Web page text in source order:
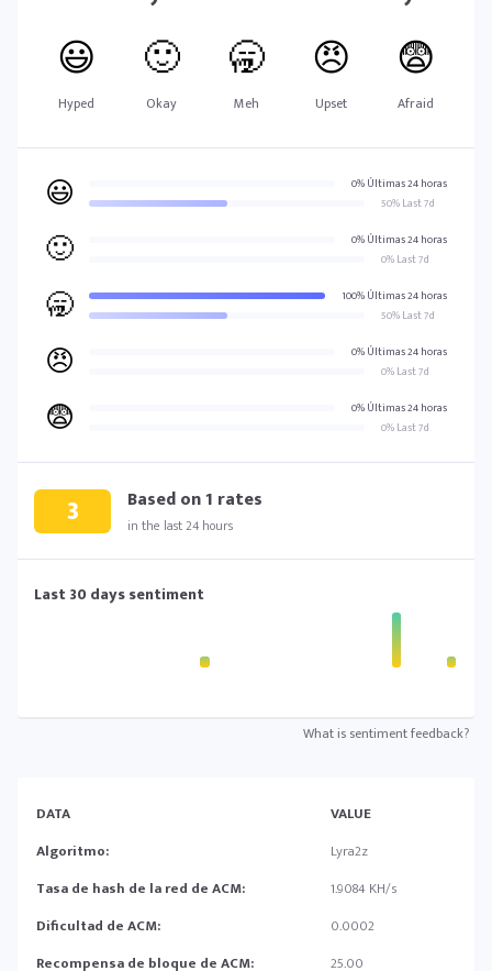
😃
Hyped
🙂
Okay
🥱
Meh
😠
Upset
😨
Afraid
😃
0% Últimas 24 horas
50% Last 7d
🙂
0% Últimas 24 horas
0% Last 7d
🥱
100% Últimas 24 horas
50% Last 7d
😠
0% Últimas 24 horas
0% Last 7d
😨
0% Últimas 24 horas
0% Last 7d
3 Based on1 rates
in the last 24 hours
Last 30 days sentiment
What is sentiment feedback?
DATA
VALUE
Algoritmo:
Lyra2z
Tasa de hash de la red de ACM:
1.9084 KH/s
Dificultad de ACM:
0.0002
Recompensa de bloque de ACM:
25.00